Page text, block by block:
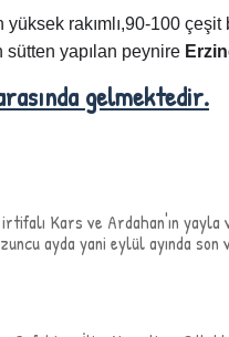
yüksek rakımlı,90-100
yapılan peynire
gelmektedir.
Kars ve Ardahan'ın yayla
ayda yani eylül ayında